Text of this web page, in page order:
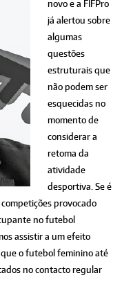
novo e a FIFPro
já alertou sobre
algumas
questões
estruturais que
não podem ser
esquecidas no
momento de
considerar a
retoma da
atividade
desportiva. Se é
provocado
no futebol
assistir a um efeito
o futebol feminino até
no contacto regular